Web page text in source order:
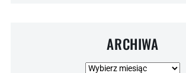
ARCHIWA
Archiwa